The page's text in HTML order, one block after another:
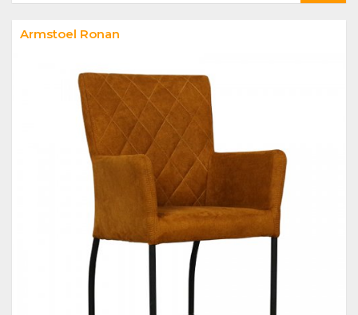
Armstoel Ronan